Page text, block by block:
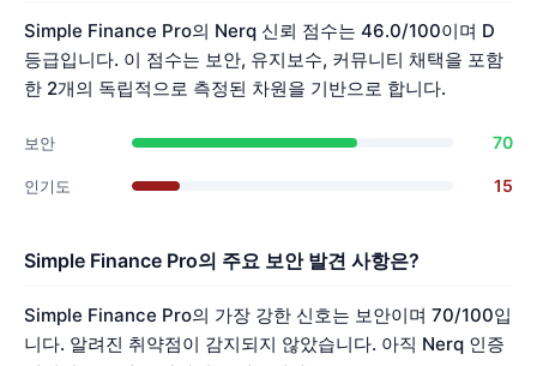
Simple Finance Pro의 Nerq 신뢰 점수는 46.0/100이며 D
등급입니다. 이 점수는 보안, 유지보수, 커뮤니티 채택을 포함
한 2개의 독립적으로 측정된 차원을 기반으로 합니다.
보안 70
인기도 15
Simple Finance Pro의 주요 보안 발견 사항은?
Simple Finance Pro의 가장 강한 신호는 보안이며 70/100입
니다. 알려진 취약점이 감지되지 않았습니다. 아직 Nerq 인증